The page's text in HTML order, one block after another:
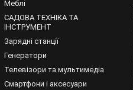
на новому ліжку від
Меблі
САДОВА ТЕХНІКА ТА
ІНСТРУМЕНТ
Зарядні станції
Генератори
Телевізори та мультимедіа
Смартфони і аксесуари